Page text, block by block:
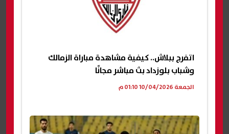
اتفرج ببلاش.. كيفية مشاهدة مباراة الزمالك
وشباب بلوزداد بث مباشر مجانًا
الجمعة 10/04/2026 01:10 م